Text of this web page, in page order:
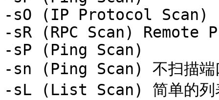
-sO (IP Protocol Scan)
-sR (RPC Scan) Remote
-sP (Ping Scan)
-sn (Ping Scan) 不扫描端
-sL (List Scan) 简单的列